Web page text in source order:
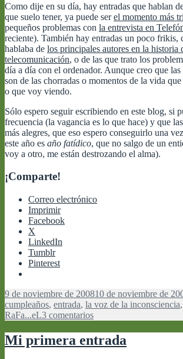
Como dije en su día, hay entradas que hablan
que suelo tener, ya puede serel momento más
pequeños problemas con la entrevista en
reciente). También hay entradas un poco frikis,
hablaba de los principales autores en la historia
telecomunicación, o de las que trato los
día a día con el ordenador. Aunque creo que las
son de las chorradas o momentos de la vida
o que voy viendo.
Sólo espero seguir escribiendo en este blog, si
frecuencia (la vagancia es lo que hace) y que
más alegres, que eso espero conseguirlo una
este año es año fatídico, que no salgo de un
voy a otro, me están destrozando el alma).
¡Comparte!
Correo electrónico
Imprimir
Facebook
X
LinkedIn
Tumblr
Pinterest
Publicado
el
9 de noviembre de 200810 de noviembre de
cumpleaños, entrada, la voz de la inconsciencia,
RaFa...eL3 comentariosen
primer
año
Mi primera entrada